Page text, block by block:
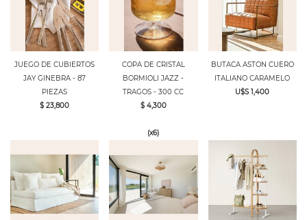
JUEGO DE CUBIERTOS
JAY GINEBRA - 87
PIEZAS
$ 23,800
COPA DE CRISTAL
BORMIOLI JAZZ -
TRAGOS - 300 CC
$ 4,300
(x6)
BUTACA ASTON CUERO
ITALIANO CARAMELO
U$S 1,400